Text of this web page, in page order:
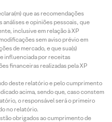
que as recomendações
e opiniões pessoais, que
inclusive em relação à XP
sem aviso prévio em
de mercado, e que sua(s)
influenciada por receitas
financeiras realizadas pela XP
deste relatório e pelo cumprimento
acima, sendo que, caso constem
o responsável será o primeiro
no relatório.
obrigados ao cumprimento de